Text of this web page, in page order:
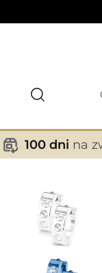
100 dni na